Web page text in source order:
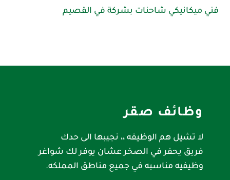
فني ميكانيكي شاحنات بشركة في القصيم
وظائف صقر
لا تشيل هم الوظيفه ،، نجيبها الى حدك
فريق يحفر في الصخر عشان يوفر لك شواغر
وظيفيه مناسبه في جميع مناطق المملكه.